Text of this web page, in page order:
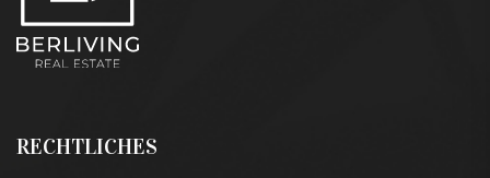
RECHTLICHES